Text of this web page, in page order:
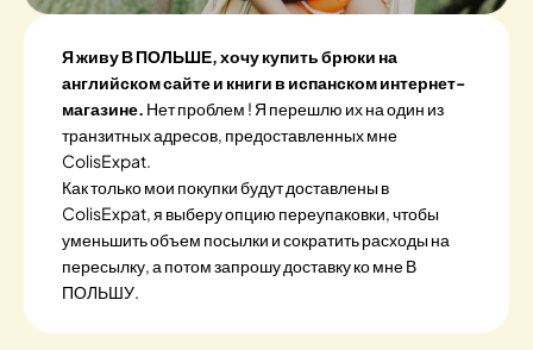
Я живу В ПОЛЬШЕ, хочу купить брюки на
английском сайте и книги в испанском интернет-
магазине. Нет проблем ! Я перешлю их на один из
транзитных адресов, предоставленных мне
ColisExpat.
Как только мои покупки будут доставлены в
ColisExpat, я выберу опцию переупаковки, чтобы
уменьшить объем посылки и сократить расходы на
пересылку, а потом запрошу доставку ко мне В
ПОЛЬШУ.